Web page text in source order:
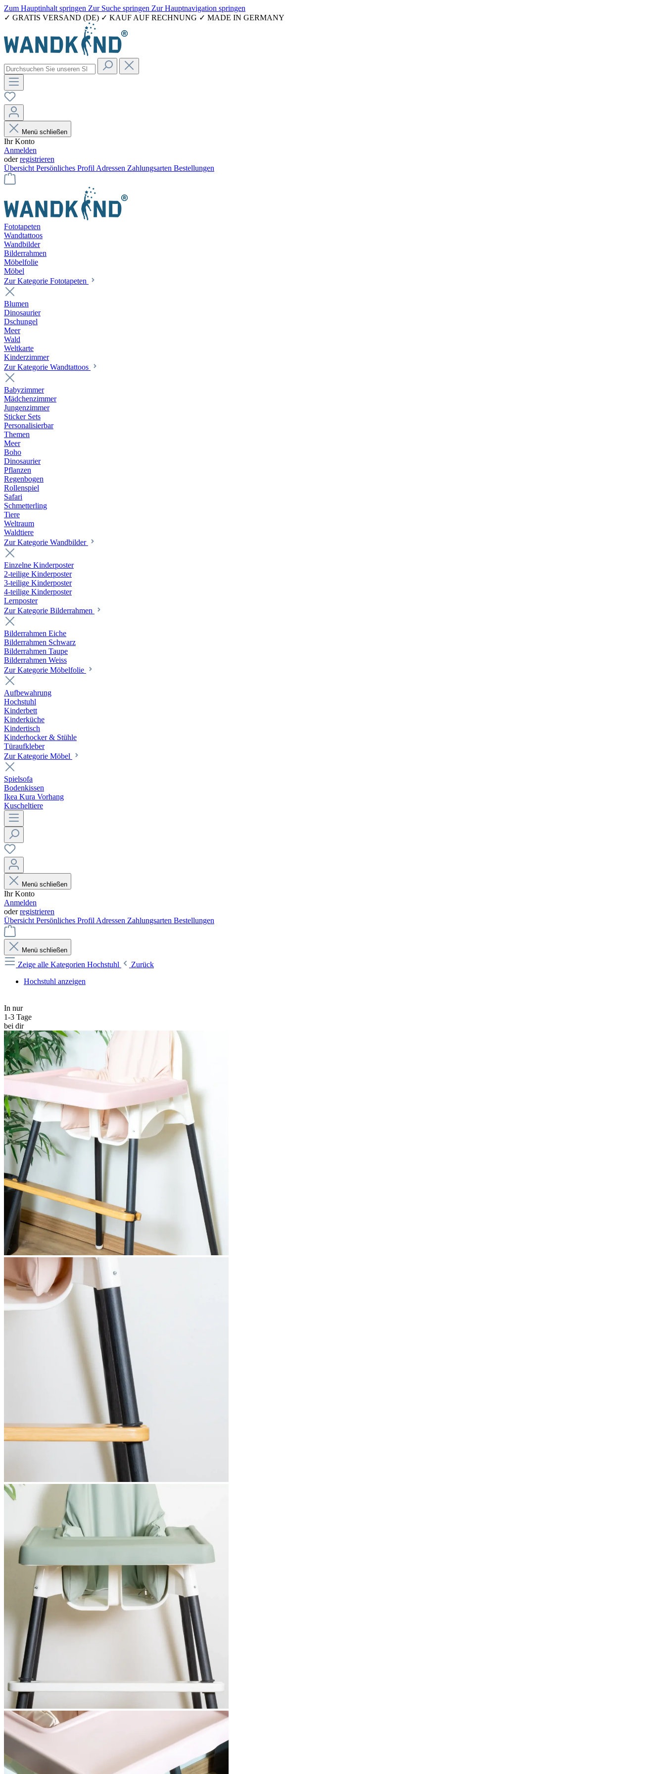
Zum Hauptinhalt springen Zur Suche springen Zur Hauptnavigation springen
✓ GRATIS VERSAND (DE) ✓ KAUF AUF RECHNUNG ✓ MADE IN GERMANY
Menü schließen
Ihr Konto
Anmelden
oderregistrieren
Übersicht Persönliches Profil Adressen Zahlungsarten Bestellungen
Fototapeten
Wandtattoos
Wandbilder
Bilderrahmen
Möbelfolie
Möbel
Zur Kategorie Fototapeten
Blumen
Dinosaurier
Dschungel
Meer
Wald
Weltkarte
Kinderzimmer
Zur Kategorie Wandtattoos
Babyzimmer
Mädchenzimmer
Jungenzimmer
Sticker Sets
Personalisierbar
Themen
Meer
Boho
Dinosaurier
Pflanzen
Regenbogen
Rollenspiel
Safari
Schmetterling
Tiere
Weltraum
Waldtiere
Zur Kategorie Wandbilder
Einzelne Kinderposter
2-teilige Kinderposter
3-teilige Kinderposter
4-teilige Kinderposter
Lernposter
Zur Kategorie Bilderrahmen
Bilderrahmen Eiche
Bilderrahmen Schwarz
Bilderrahmen Taupe
Bilderrahmen Weiss
Zur Kategorie Möbelfolie
Aufbewahrung
Hochstuhl
Kinderbett
Kinderküche
Kindertisch
Kinderhocker & Stühle
Türaufkleber
Zur Kategorie Möbel
Spielsofa
Bodenkissen
Ikea Kura Vorhang
Kuscheltiere
Menü schließen
Ihr Konto
Anmelden
oderregistrieren
Übersicht Persönliches Profil Adressen Zahlungsarten Bestellungen
Menü schließen
Zeige alle Kategorien Hochstuhl
Zurück
Hochstuhl anzeigen
In nur
1-3 Tage
bei dir